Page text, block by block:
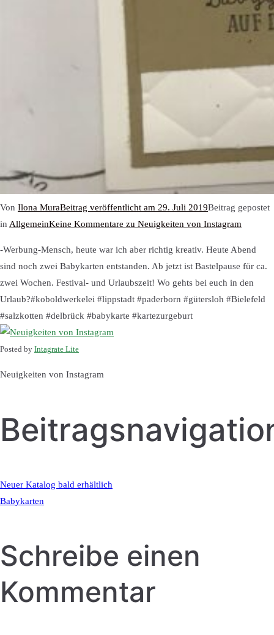
Von Ilona MuraBeitrag veröffentlicht am 29. Juli 2019Beitrag gepostet
in AllgemeinKeine Kommentare zu Neuigkeiten von Instagram
-Werbung-Mensch, heute war ich aber richtig kreativ. Heute Abend
sind noch zwei Babykarten entstanden. Ab jetzt ist Bastelpause für ca.
zwei Wochen. Festival- und Urlaubszeit! Wo gehts bei euch in den
Urlaub?#koboldwerkelei #lippstadt #paderborn #gütersloh #Bielefeld
#salzkotten #delbrück #babykarte #kartezurgeburt
Posted by Intagrate Lite
Neuigkeiten von Instagram
Neuer Katalog bald erhältlich
Babykarten
Schreibe einen
Kommentar